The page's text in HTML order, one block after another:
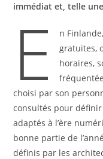
immédiat et, telle
E
n
gratuites,
horaires,
choisi par son
consultés pour
adaptés à l’ère
bonne partie de
définis par les